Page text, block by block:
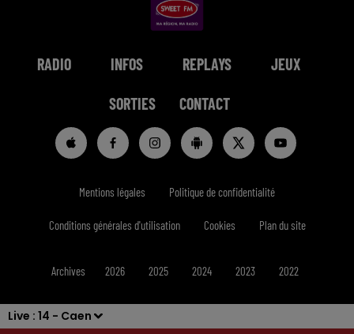
Live : 14 - Caen
RADIO INFOS REPLAYS JEUX
SORTIES CONTACT
Mentions légales Politique de confidentialité
Conditions générales d'utilisation Cookies Plan du site
Archives 2026 2025 2024 2023 2022